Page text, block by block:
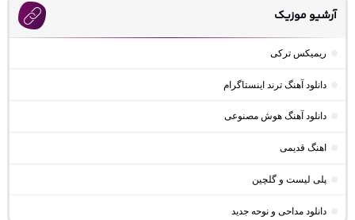
آرشیو موزیک
ریمیکس ترکی
دانلود آهنگ ترند اینستاگرام
دانلود آهنگ هوش مصنوعی
اهنگ قدیمی
پلی لیست و گلچین
دانلود مداحی و نوحه جدید